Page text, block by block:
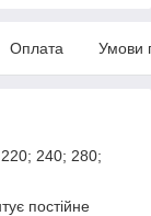
Оплата Умови
240; 280;
постійне